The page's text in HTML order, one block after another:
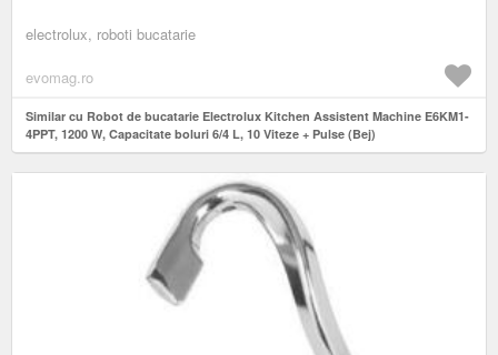
electrolux, roboti bucatarie
evomag.ro
Similar cu Robot de bucatarie Electrolux Kitchen Assistent Machine E6KM1-
4PPT, 1200 W, Capacitate boluri 6/4 L, 10 Viteze + Pulse (Bej)